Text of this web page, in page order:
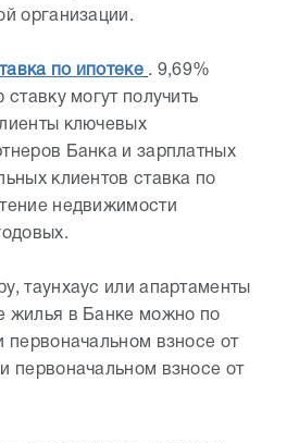
организации.
по ипотеке . 9,69%
ставку могут получить
ключевых
Банка и зарплатных
клиентов ставка по
недвижимости
таунхаус или апартаменты
жилья в Банке можно по
первоначальном взносе от
первоначальном взносе от